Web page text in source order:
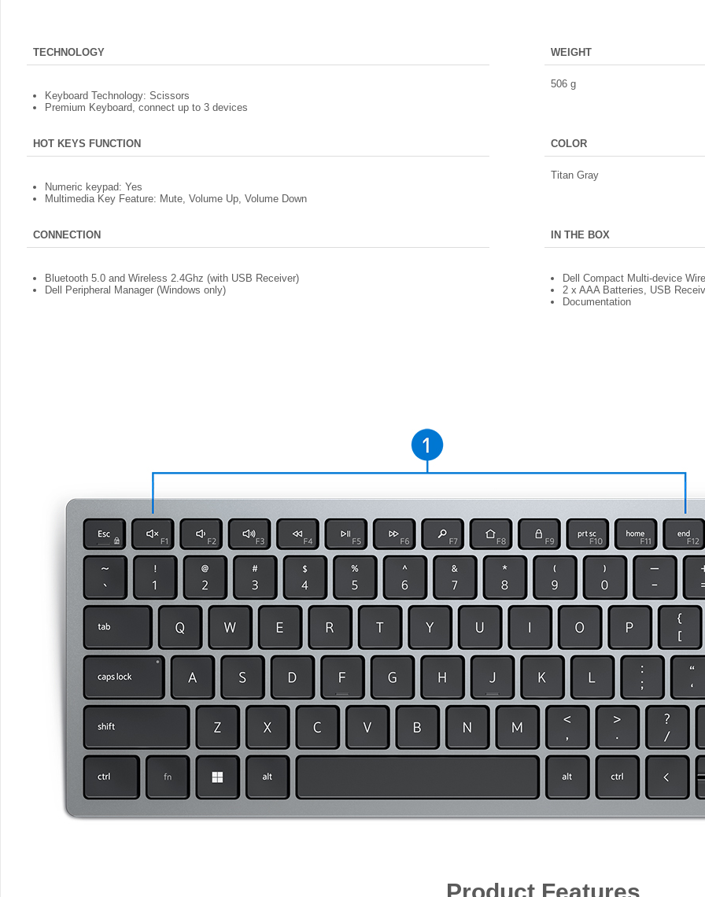
TECHNOLOGY
Keyboard Technology: Scissors
Premium Keyboard, connect up to 3 devices
HOT KEYS FUNCTION
Numeric keypad: Yes
Multimedia Key Feature: Mute, Volume Up, Volume Down
CONNECTION
Bluetooth 5.0 and Wireless 2.4Ghz (with USB Receiver)
Dell Peripheral Manager (Windows only)
WEIGHT
506 g
COLOR
Titan Gray
IN THE BOX
Dell Compact Multi-device
2 x AAA Batteries, USB
Documentation